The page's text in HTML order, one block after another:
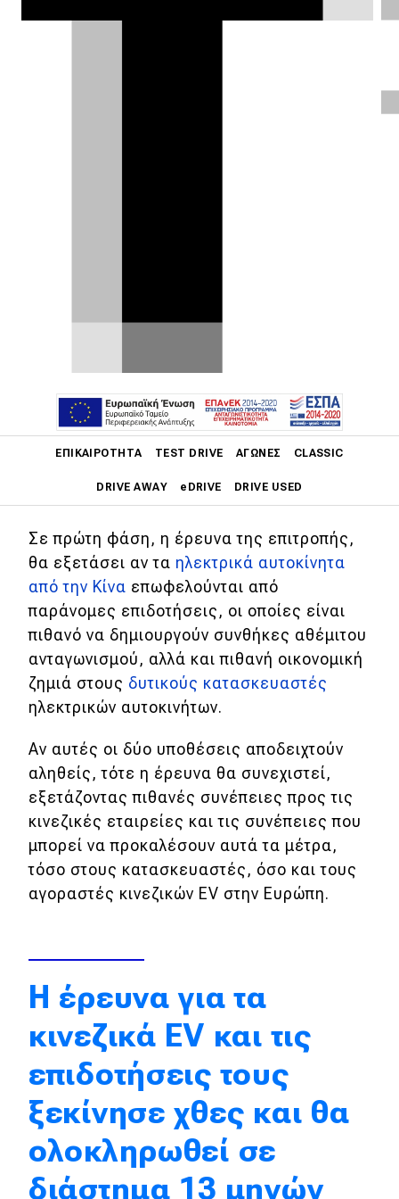
ΕΠΙΚΑΙΡΌΤΗΤΑ TEST DRIVE ΑΓΏΝΕΣ CLASSIC
DRIVE AWAY eDRIVE DRIVE USED
Main navigation
Επικαιρότητα
Νέα μοντέλα
Πρωτότυπα
Ελλάδα
Κόσμος
Ασφάλεια
Αγορά
Απόψεις
Test Drive
Συγκρίνουμε
Αγώνες
Formula 1
WRC
Motorsport
Εδώ και περίπου ένα μήνα έχουν γίνει
γνωστές οι προθέσεις τις ΕΕ για
αφορούν τα κινεζικά EV.
Σε πρώτη φάση, η έρευνα της επιτροπής,
θα εξετάσει αν τα ηλεκτρικά αυτοκίνητα
από την Κίνα επωφελούνται από
παράνομες επιδοτήσεις, οι οποίες είναι
πιθανό να δημιουργούν συνθήκες αθέμιτου
ανταγωνισμού, αλλά και πιθανή οικονομική
ζημιά στους δυτικούς κατασκευαστές
ηλεκτρικών αυτοκινήτων.
Αν αυτές οι δύο υποθέσεις αποδειχτούν
αληθείς, τότε η έρευνα θα συνεχιστεί,
εξετάζοντας πιθανές συνέπειες προς τις
κινεζικές εταιρείες και τις συνέπειες που
μπορεί να προκαλέσουν αυτά τα μέτρα,
τόσο στους κατασκευαστές, όσο και τους
αγοραστές κινεζικών EV στην Ευρώπη.
Η έρευνα για τα
κινεζικά EV και τις
επιδοτήσεις τους
ξεκίνησε χθες και θα
ολοκληρωθεί σε
διάστημα 13 μηνών